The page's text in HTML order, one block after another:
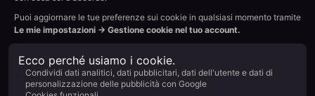
«GrazieaPositive
User,abbiamo
aumentato
significativamenteil